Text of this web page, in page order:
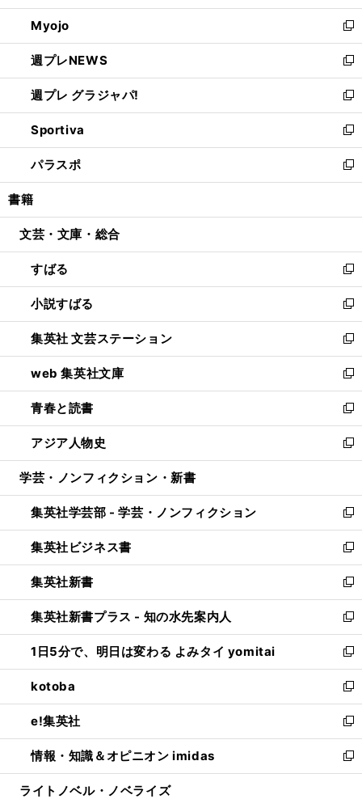
開
く
ウ
で
開
く
ン
ド
ウ
で
開
く
ウ
ィ
ン
ド
ウ
で
開
く
Myojo
新
し
い
ウ
ィ
ン
ド
ウ
で
開
週プレNEWS
新
し
い
ウ
ィ
ン
ド
ウ
開
週プレ グラジャパ!
新
し
い
ウ
ィ
ン
ウ
開
く
Sportiva
新
し
い
ウ
ン
ウ
で
開
く
パラスポ
新
し
ウ
ン
ド
ウ
で
開
く
書籍
文芸・文庫・総合
すばる
新
し
い
ウ
ィ
ン
ド
ウ
で
開
く
小説すばる
新
し
い
ウ
ィ
ン
ド
ウ
で
開
集英社 文芸ステーション
新
し
い
ウ
ィ
ン
ド
ウ
開
く
web 集英社文庫
新
し
い
ウ
ィ
ン
ウ
で
開
く
青春と読書
新
し
い
ウ
ン
ド
ウ
で
開
く
アジア人物史
新
し
ウ
ィ
ン
ド
ウ
で
開
く
学芸・ノンフィクション・新書
集英社学芸部 - 学芸・ノンフィクション
新
し
い
ウ
ィ
ン
ド
ウ
で
開
く
集英社ビジネス書
新
し
い
ウ
ィ
ン
ド
ウ
で
開
く
集英社新書
新
し
い
ウ
ィ
ン
ド
ウ
で
開
く
集英社新書プラス - 知の水先案内人
新
し
い
ウ
ィ
ン
ド
ウ
で
開
1日5分で、明日は変わる よみタイ yomitai
新
し
い
ウ
ィ
ン
ド
ウ
kotoba
新
し
い
ウ
ィ
ン
e!集英社
新
し
い
ウ
情報・知識＆オピニオン imidas
新
し
ライトノベル・ノベライズ